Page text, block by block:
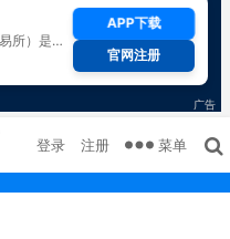
登录 注册 菜单